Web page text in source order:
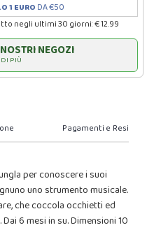
1 EURO DA €50
negli ultimi 30 giorni: € 12.99
NEGOZI
PIÙ
Pagamenti e Resi
per conoscere i suoi
uno strumento musicale.
che coccola occhietti ed
6 mesi in su. Dimensioni 10